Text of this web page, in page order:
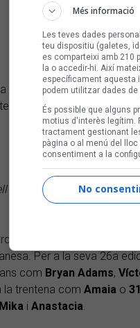
amb artistes ponentins
interessants com
(el Baix Empordà)
botànics constitueixen
Per a la seva 26a
com Bryan Adams,
la trentena com Amaia o 31
Mika i Anastacia.
Més informació
Les teves dades
teu dispositiu (galetes,
es comparteixi amb 210
la o accedir-hi. Així
específicament aquesta
podem utilitzar dades
És possible que alguns
motius d'interès legítim.
tractament gestionant
pàgina o al menú del
consentiment a la
No